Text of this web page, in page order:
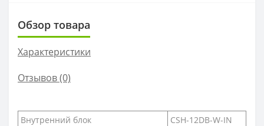
Обзор товара
Характеристики
Отзывов (0)
Внутренний блок
CSH-12DB-W-IN